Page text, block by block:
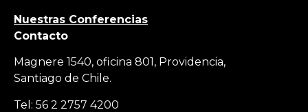
Nuestras Conferencias
Contacto
Magnere 1540, oficina 801, Providencia,
Santiago de Chile.
Tel: 56 2 2757 4200